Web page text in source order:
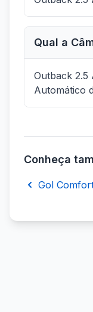
Qual a
Outback 2.5
Automático
Conheça
Gol